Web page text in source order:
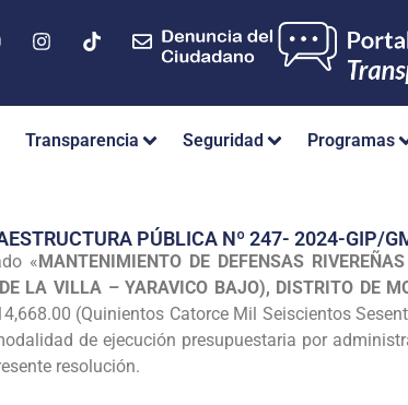
Transparencia Seguridad Programas
PÚBLICA Nº 247- 2024-GIP/
«MANTENIMIENTO DE DEFENSAS
LA VILLA – YARAVICO BAJO), DISTRITO DE
(Quinientos Catorce Mil Seiscientos
de ejecución presupuestaria por
resolución.